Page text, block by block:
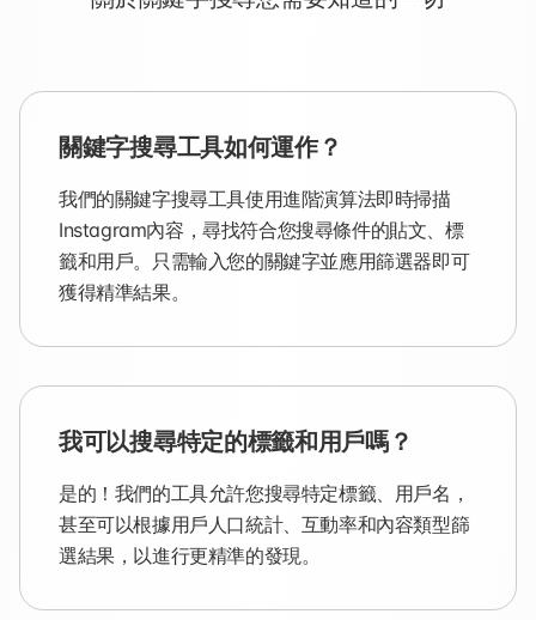
關鍵字搜尋工具如何運作？
我們的關鍵字搜尋工具使用進階演算法即時掃描
Instagram內容，尋找符合您搜尋條件的貼文、標
籤和用戶。只需輸入您的關鍵字並應用篩選器即可
獲得精準結果。
我可以搜尋特定的標籤和用戶嗎？
是的！我們的工具允許您搜尋特定標籤、用戶名，
甚至可以根據用戶人口統計、互動率和內容類型篩
選結果，以進行更精準的發現。